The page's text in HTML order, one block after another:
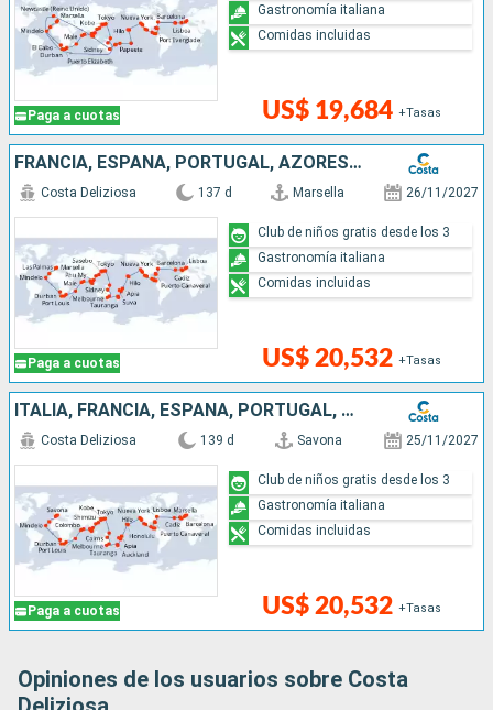
Paga a cuotas US$ 19,684 +Tasas
Gastronomía italiana
Comidas incluidas
FRANCIA, ESPAÑA, PORTUGAL, AZORES, ESTADOS UNIDOS, FLORIDA (USA), PANAMA, MÉJICO, ESTADOS UNITOS, HAWÁI, NUEVA ZELANDA, AUSTRALIA, JAPÓN, MALASIA, SUDÁFRICA
Paga a cuotas
Costa Deliziosa 137 d Marsella 26/11/2027
US$ 20,532 +Tasas
Club de niños gratis desde los 3
Gastronomía italiana
Comidas incluidas
ITALIA, FRANCIA, ESPAÑA, PORTUGAL, AZORES, ESTADOS UNIDOS, FLORIDA (USA), PANAMA, ESTADOS UNITOS, HAWÁI, NUEVA ZELANDA, AUSTRALIA, JAPÓN, MALASIA, SUDÁFRICA
Paga a cuotas
Costa Deliziosa 139 d Savona 25/11/2027
US$ 20,532 +Tasas
Club de niños gratis desde los 3
Gastronomía italiana
Comidas incluidas
Opiniones de los usuarios sobre Costa